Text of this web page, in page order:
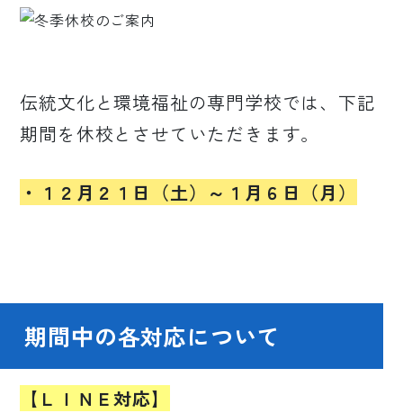
伝統文化と環境福祉の専門学校では、下記
期間を休校とさせていただきます。
・１２月２１日（土）～１月６日（月）
期間中の各対応について
【ＬＩＮＥ対応】